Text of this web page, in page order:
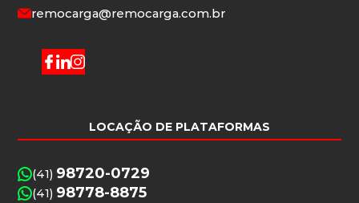
remocarga@remocarga.com.br
LOCAÇÃO DE PLATAFORMAS
(41) 98720-0729
(41) 98778-8875